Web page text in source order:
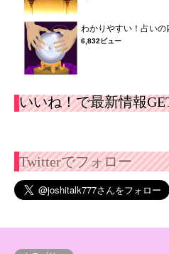
わかりやすい！占い
6,832ビュー
いいね！で最新情報
Twitterでフォロー